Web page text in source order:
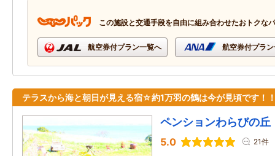
この施設と交通手段を自由に組み合わせたおトクな
航空券付プラン一覧へ 航空券付プラ
テラスから海と朝日が見える宿☆約1万羽の鶴は今が見頃です！
ペンションわらびの丘
5.0 21件